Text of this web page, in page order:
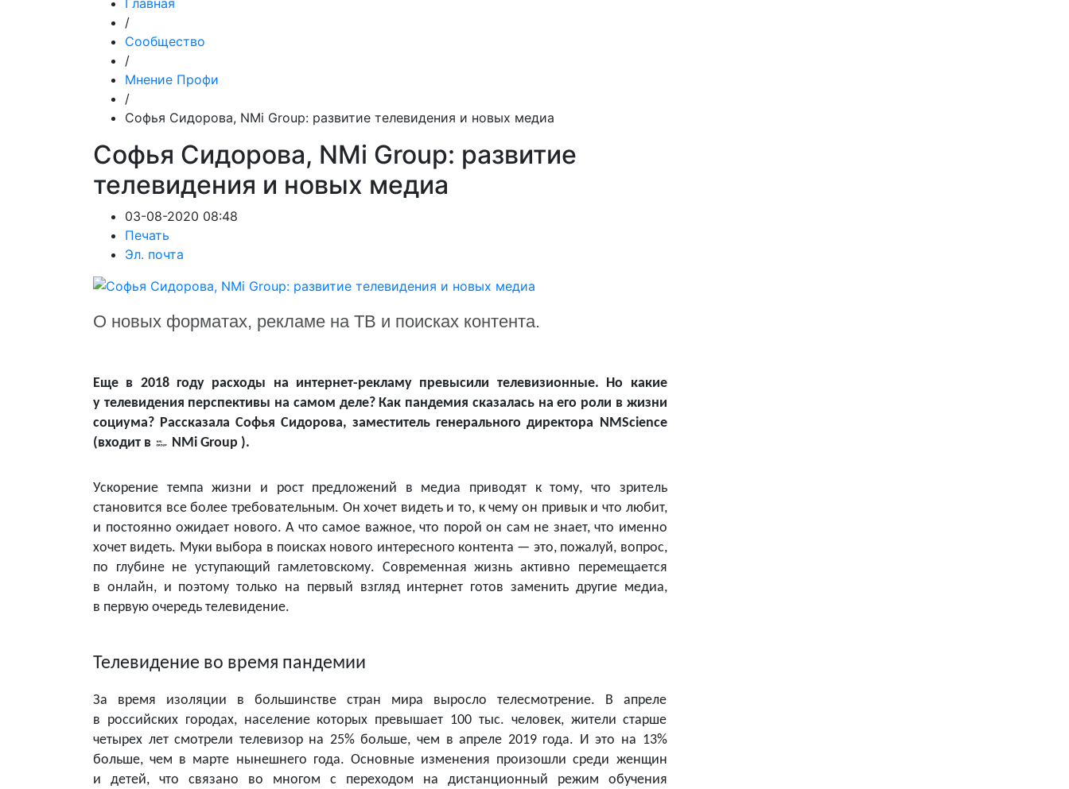
Главная
/
Сообщество
/
Мнение Профи
/
Cофья Сидорова, NMi Group: развитие телевидения и новых медиа
Cофья Сидорова, NMi Group: развитие
телевидения и новых медиа
03-08-2020 08:48
Печать
Эл. почта
О новых форматах, рекламе на ТВ и поисках контента.
Еще в 2018 году расходы на интернет-рекламу превысили телевизионные. Но какие
у телевидения перспективы на самом деле? Как пандемия сказалась на его роли в жизни
социума? Рассказала Cофья Сидорова, заместитель генерального директора NMScience
(входит в
NMi Group ).
Ускорение темпа жизни и рост предложений в медиа приводят к тому, что зритель
становится все более требовательным. Он хочет видеть и то, к чему он привык и что любит,
и постоянно ожидает нового. А что самое важное, что порой он сам не знает, что именно
хочет видеть. Муки выбора в поисках нового интересного контента — это, пожалуй, вопрос,
по глубине не уступающий гамлетовскому. Современная жизнь активно перемещается
в онлайн, и поэтому только на первый взгляд интернет готов заменить другие медиа,
в первую очередь телевидение.
Телевидение во время пандемии
За время изоляции в большинстве стран мира выросло телесмотрение. В апреле
в российских городах, население которых превышает 100 тыс. человек, жители старше
четырех лет смотрели телевизор на 25% больше, чем в апреле 2019 года. И это на 13%
больше, чем в марте нынешнего года. Основные изменения произошли среди женщин
и детей, что связано во многом с переходом на дистанционный режим обучения